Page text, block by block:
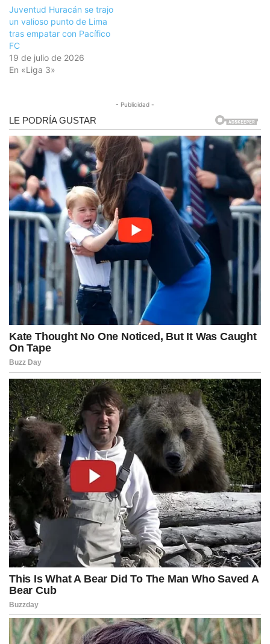
Juventud Huracán se trajo
un valioso punto de Lima
tras empatar con Pacífico
FC
19 de julio de 2026
En «Liga 3»
- Publicidad -